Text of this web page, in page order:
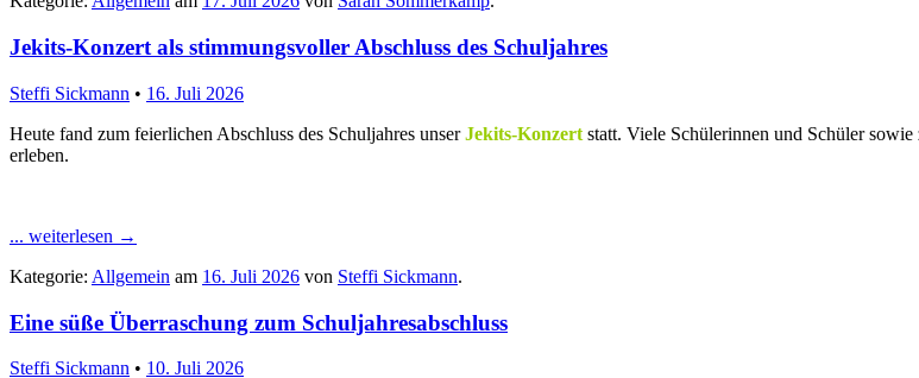
Jekits-Konzert als stimmungsvoller Abschluss des Schuljahres
Steffi Sickmann • 16. Juli 2026
Heute fand zum feierlichen Abschluss des Schuljahres unserJekits-Konzert statt. Viele Schülerinnen und Schüler
erleben.
... weiterlesen →
Kategorie: Allgemein am 16. Juli 2026 von Steffi Sickmann.
Eine süße Überraschung zum Schuljahresabschluss
Steffi Sickmann • 10. Juli 2026